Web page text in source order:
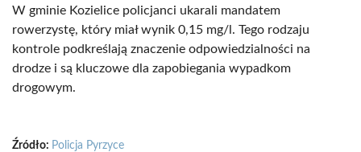
W gminie Kozielice policjanci ukarali mandatem
rowerzystę, który miał wynik 0,15 mg/l. Tego rodzaju
kontrole podkreślają znaczenie odpowiedzialności na
drodze i są kluczowe dla zapobiegania wypadkom
drogowym.
Źródło: Policja Pyrzyce